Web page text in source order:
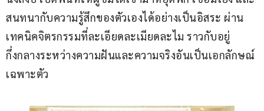
สนทนากับความรู้สึกของตัวเองได้อย่างเป็นอิสระ ผ่าน
เทคนิคจิตรกรรมที่ละเอียดละเมียดละไม ราวกับอยู่
กึ่งกลางระหว่างความฝันและความจริงอันเป็นเอกลักษณ์
เฉพาะตัว